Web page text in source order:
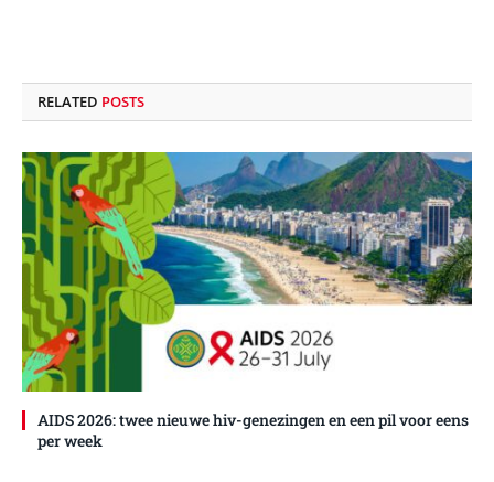
RELATED POSTS
AIDS 2026: twee nieuwe hiv-genezingen en een pil voor eens
per week